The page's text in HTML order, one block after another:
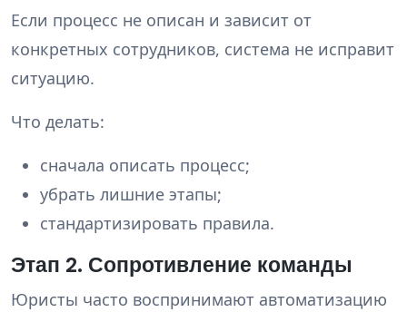
Если процесс не описан и зависит от
конкретных сотрудников, система не исправит
ситуацию.
Что делать:
сначала описать процесс;
убрать лишние этапы;
стандартизировать правила.
Этап 2. Сопротивление команды
Юристы часто воспринимают автоматизацию